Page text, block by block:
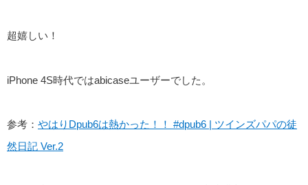
超嬉しい！
iPhone 4S時代ではabicaseユーザーでした。
参考： やはりDpub6は熱かった！！ #dpub6 | ツインズパパの徒
然日記 Ver.2